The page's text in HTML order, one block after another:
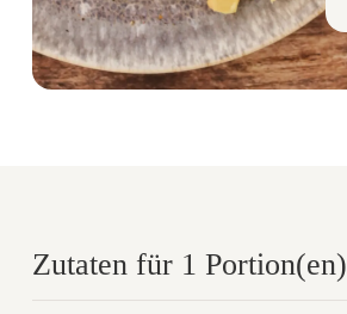
Zutaten für 1 Portion(en)